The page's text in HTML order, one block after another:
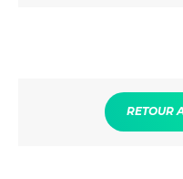
RETOUR
Précédent